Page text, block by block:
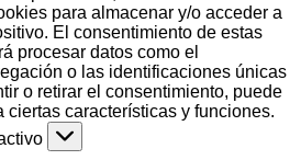
para almacenar y/o acceder a
El consentimiento de estas
procesar datos como el
o las identificaciones únicas
o retirar el consentimiento, puede
ciertas características y funciones.